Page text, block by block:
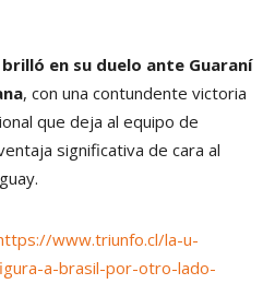
en su duelo ante Guaraní
, con una contundente victoria
que deja al equipo de
significativa de cara al
www.triunfo.cl/la-u-
a-brasil-por-otro-lado-